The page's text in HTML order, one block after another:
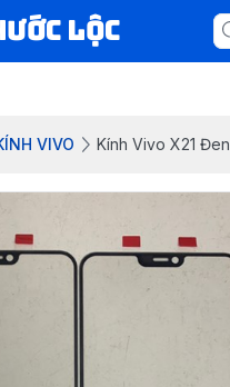
LỘC
VIVO Kính Vivo X21 Đen